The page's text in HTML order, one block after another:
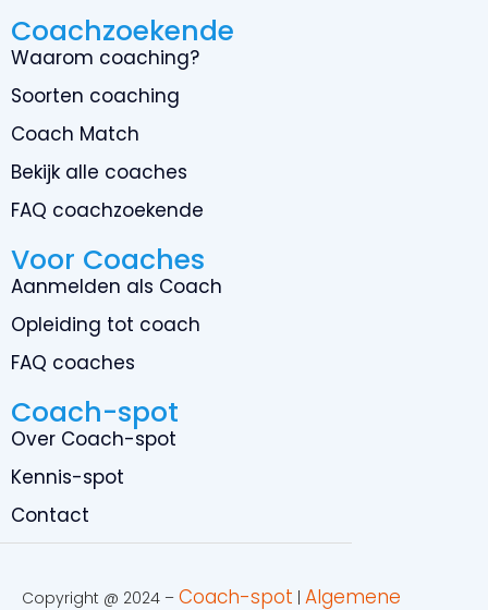
Coachzoekende
Waarom coaching?
Soorten coaching
Coach Match
Bekijk alle coaches
FAQ coachzoekende
Voor Coaches
Aanmelden als Coach
Opleiding tot coach
FAQ coaches
Coach-spot
Over Coach-spot
Kennis-spot
Contact
Copyright @ 2024 – Coach-spot | Algemene